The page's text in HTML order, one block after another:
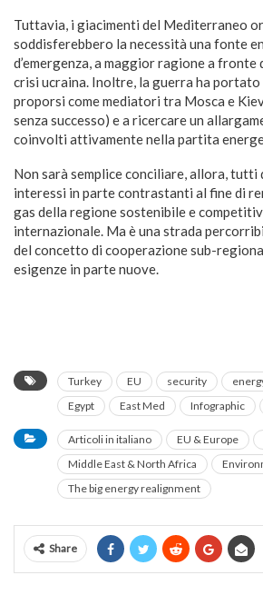
Tuttavia, i giacimenti del Mediterraneo
soddisferebbero la necessità una fonte
d’emergenza, a maggior ragione a
crisi ucraina. Inoltre, la guerra ha portato
proporsi come mediatori tra Mosca e
senza successo) e a ricercare un
coinvolti attivamente nella partita
Non sarà semplice conciliare, allora,
interessi in parte contrastanti al fine di
gas della regione sostenibile e
internazionale. Ma è una strada
del concetto di cooperazione sub-
esigenze in parte nuove.
Turkey EU security
Egypt
East Med Infographic
Articoli in italiano EU & Europe
Middle East & North Africa
The big energy realignment
Share